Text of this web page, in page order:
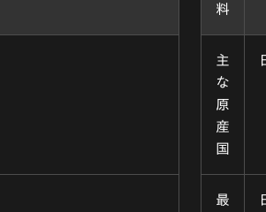
料
主
な
原
産
国
最